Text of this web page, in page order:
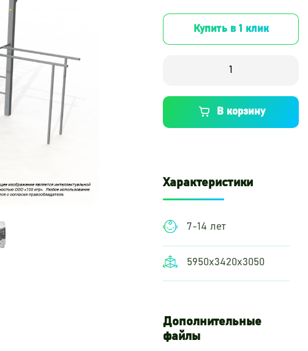
Купить в 1 клик
В корзину
Характеристики
7-14 лет
5950х3420х3050
Дополнительные
файлы